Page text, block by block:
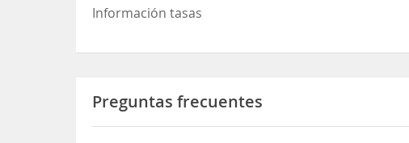
Información tasas
Preguntas frecuentes